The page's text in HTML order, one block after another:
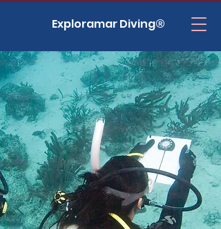
Exploramar Diving®